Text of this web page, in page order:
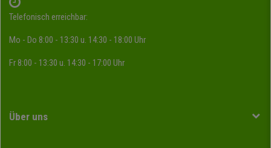
Telefonisch erreichbar:
Mo - Do 8:00 - 13:30 u. 14:30 - 18:00 Uhr
Fr 8:00 - 13:30 u. 14:30 - 17:00 Uhr
Über uns